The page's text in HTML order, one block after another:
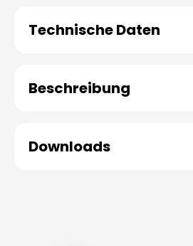
Technische Daten
Beschreibung
Downloads